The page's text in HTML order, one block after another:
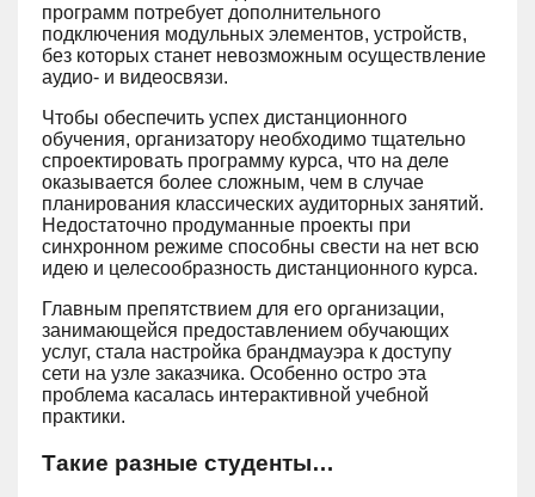
программ потребует дополнительного
подключения модульных элементов, устройств,
без которых станет невозможным осуществление
аудио- и видеосвязи.
Чтобы обеспечить успех дистанционного
обучения, организатору необходимо тщательно
спроектировать программу курса, что на деле
оказывается более сложным, чем в случае
планирования классических аудиторных занятий.
Недостаточно продуманные проекты при
синхронном режиме способны свести на нет всю
идею и целесообразность дистанционного курса.
Главным препятствием для его организации,
занимающейся предоставлением обучающих
услуг, стала настройка брандмауэра к доступу
сети на узле заказчика. Особенно остро эта
проблема касалась интерактивной учебной
практики.
Такие разные студенты…